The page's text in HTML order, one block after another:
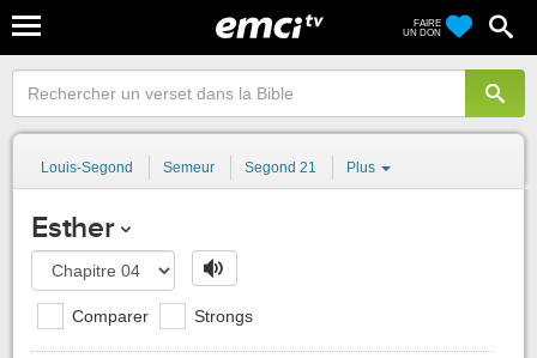
FAIRE
UN DON
Louis-Segond Semeur Segond 21 Plus
Esther
Comparer Strongs